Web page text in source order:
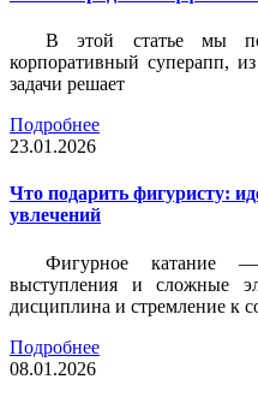
В этой статье мы
корпоративный суперапп,
задачи решает
Подробнее
23.01.2026
Что подарить фигуристу:
увлечений
Фигурное катание
выступления и сложные
дисциплина и стремление к
Подробнее
08.01.2026